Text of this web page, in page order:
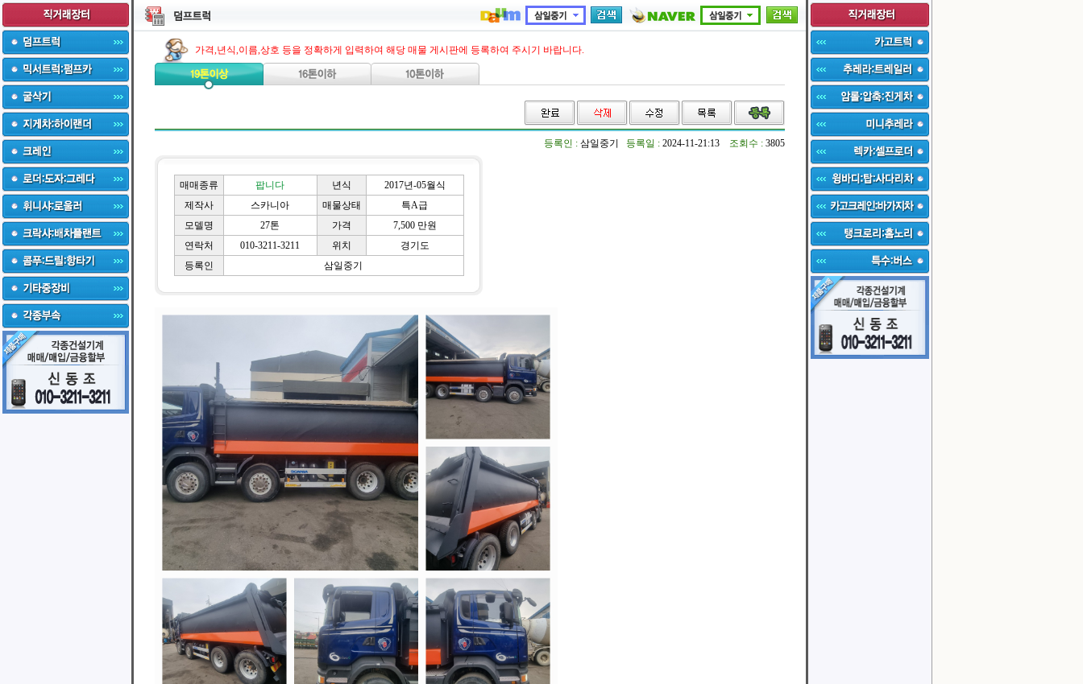
가격,년식,이름,상호 등을 정확하게 입력하여 해당 매물 게시판에 등록하여 주시기 바랍니다.
등록인 : 삼일중기 등록일 : 2024-11-21:13 조회수 : 3805
매매종류 팝니다 년식
2017년-05월식
제작사
스카니아 매물상태
특A급
모델명
27톤 가격
7,500 만원
연락처
010-3211-3211 위치
경기도
등록인
삼일중기